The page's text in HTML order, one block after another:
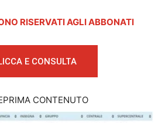
RISERVATI AGLI ABBONATI
E CONSULTA
CONTENUTO